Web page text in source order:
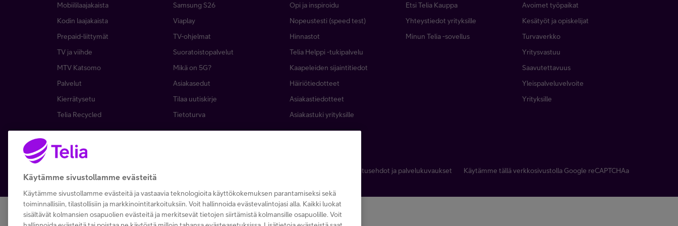
Mobiililaajakaista
Kodin laajakaista
Prepaid-liittymät
TV ja viihde
MTV Katsomo
Palvelut
Kierrätysetu
Telia Recycled
Samsung S26
Viaplay
TV-ohjelmat
Suoratoistopalvelut
Mikä on 5G?
Asiakasedut
Tilaa uutiskirje
Tietoturva
Opi ja inspiroidu
Nopeustesti (speed test)
Hinnastot
Telia Helppi -tukipalvelu
Kaapeleiden sijaintitiedot
Häiriötiedotteet
Asiakastiedotteet
Asiakastuki yrityksille
Etsi Telia Kauppa
Yhteystiedot yrityksille
Minun Telia -sovellus
Avoimet työpaikat
Kesätyöt ja opiskelijat
Turvaverkko
Yritysvastuu
Saavutettavuus
Yleispalveluvelvoite
Yrityksille
Toimitusehdot ja palvelukuvaukset Käytämme tällä verkkosivustolla Google reCAPTCHAa
Käytämme sivustollamme evästeitä
Käytämme sivustollamme evästeitä ja vastaavia teknologioita käyttökokemuksen parantamiseksi sekä
toiminnallisiin, tilastollisiin ja markkinointitarkoituksiin. Voit hallinnoida evästevalintojasi alla. Kaikki luokat
sisältävät kolmansien osapuolien evästeitä ja merkitsevät tietojen siirtämistä kolmansille osapuolille. Voit